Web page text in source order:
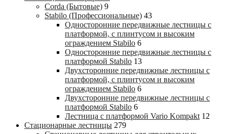
Corda (Бытовые) 9
Stabilo (Профессиональные) 43
Односторонние передвижные лестницы с
платформой, с плинтусом и высоким
ограждением Stabilo 6
Односторонние передвижные лестницы с
платформой Stabilo 13
Двухсторонние передвижные лестницы с
платформой, с плинтусом и высоким
ограждением Stabilo 6
Двухсторонние передвижные лестницы с
платформой Stabilo 6
Лестница с платформой Vario Kompakt 12
Стационарные лестницы 279